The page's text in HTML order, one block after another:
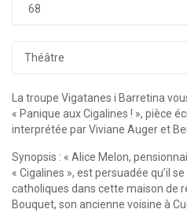
68
Théâtre
La troupe Vigatanes i Barretina
« Panique aux Cigalines ! », pièce
interprétée par Viviane Auger et
Synopsis : « Alice Melon,
« Cigalines », est persuadée qu’il
catholiques dans cette maison de
Bouquet, son ancienne voisine à